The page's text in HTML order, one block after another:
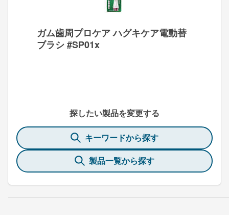
ガム歯周プロケア ハグキケア電動替
ブラシ #SP01x
探したい製品を変更する
キーワードから探す
製品一覧から探す